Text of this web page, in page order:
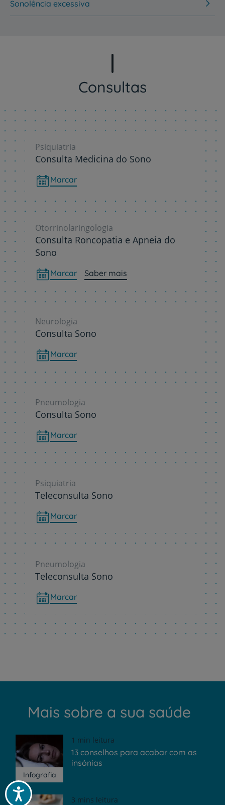
Acessibilidade
Sonolência excessiva
Consultas
Psiquiatria
Consulta Medicina do Sono
Marcar
Otorrinolaringologia
Consulta Roncopatia e Apneia do
Sono
Marcar Saber mais
Neurologia
Consulta Sono
Marcar
Pneumologia
Consulta Sono
Marcar
Psiquiatria
Teleconsulta Sono
Marcar
Pneumologia
Teleconsulta Sono
Marcar
Mais sobre a sua saúde
Infografia
1 min leitura
13 conselhos para acabar com as
insónias
3 mins leitura